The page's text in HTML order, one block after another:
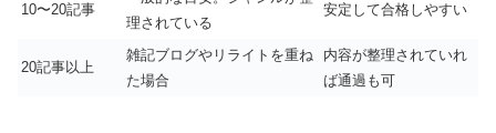
10〜20記事
理されている
安定して合格しやすい
20記事以上
雑記ブログやリライトを重ね
た場合
内容が整理されていれ
ば通過も可